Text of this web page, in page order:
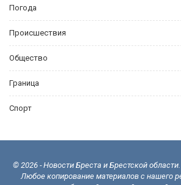
Погода
Происшествия
Общество
Граница
Спорт
© 2026 - Новости Бреста и Брестской
Любое копирование материалов с нашего